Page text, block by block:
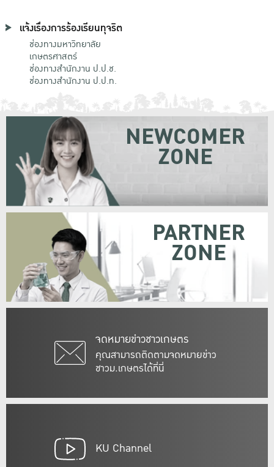
แจ้งเรื่องการร้องเรียนทุจริต
ช่องทางมหาวิทยาลัย
เกษตรศาสตร์
ช่องทางสำนักงาน ป.ป.ช.
ช่องทางสำนักงาน ป.ป.ท.
จดหมายข่าวชาวเกษตร
คุณสามารถติดตามจดหมายข่าว
ชาวม.เกษตรได้ที่นี่
NEWCOMER
ZONE
PARTNER
ZONE
KU Channel